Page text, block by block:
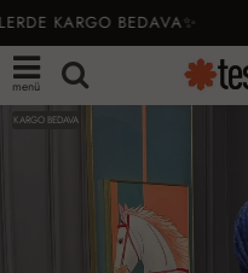
KARGO BEDAVA✨
menü
KARGO BEDAVA